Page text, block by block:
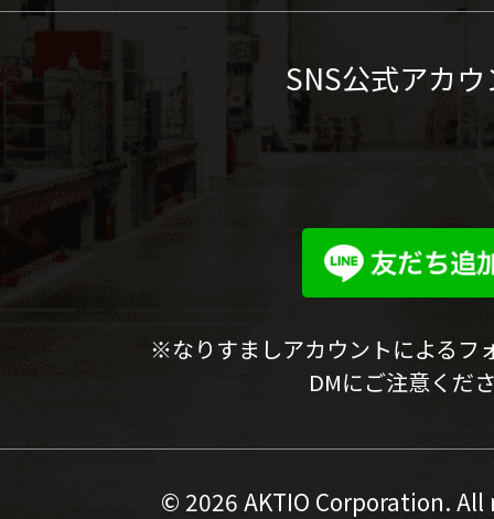
SNS公式アカ
※なりすましアカウントによるフ
DMにご注意くだ
© 2026 AKTIO Corporation.